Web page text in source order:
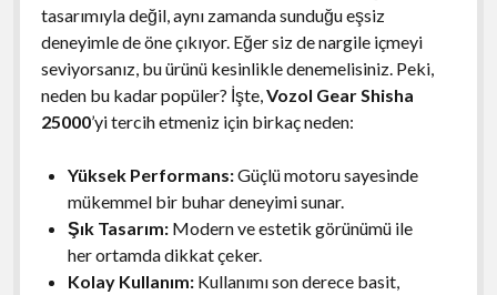
tasarımıyla değil, aynı zamanda sunduğu eşsiz
deneyimle de öne çıkıyor. Eğer siz de nargile içmeyi
seviyorsanız, bu ürünü kesinlikle denemelisiniz. Peki,
neden bu kadar popüler? İşte,Vozol Gear Shisha
25000’yi tercih etmeniz için birkaç neden:
Yüksek Performans:Güçlü motoru sayesinde
mükemmel bir buhar deneyimi sunar.
Şık Tasarım:Modern ve estetik görünümü ile
her ortamda dikkat çeker.
Kolay Kullanım:Kullanımı son derece basit,